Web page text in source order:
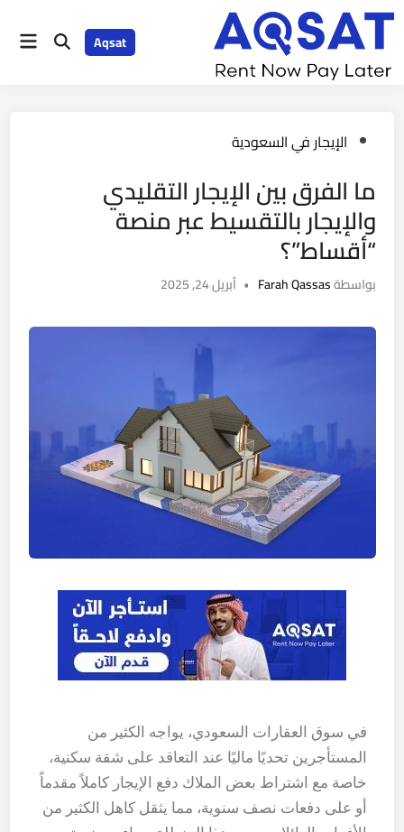
Aqsat
الإيجار في السعودية
ما الفرق بين الإيجار التقليدي
والإيجار بالتقسيط عبر منصة
“أقساط”؟
بواسطةFarah Qassas
• أبريل 24, 2025
في سوق العقارات السعودي، يواجه الكثير من
المستأجرين تحديًا ماليًا عند التعاقد على شقة سكنية،
خاصة مع اشتراط بعض الملاك دفع الإيجار كاملاً مقدماً
أو على دفعات نصف سنوية، مما يثقل كاهل الكثير من